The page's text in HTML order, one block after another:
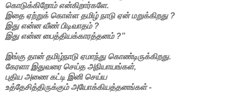
கொடுக்கிறோம் என்கிறார்களே.
இதை ஏற்றுக் கொள்ள தமிழ் நாடு ஏன் மறுக்கிறது ?
இது என்ன வீண் பிடிவாதம் ?
இது என்ன பைத்தியக்காரத்தனம் ?”
இங்கு தான் தமிழ்நாடு ஏமாந்து கொண்டிருக்கிறது.
கேரளா இதுவரை செய்த அநியாயங்கள்,
புதிய அணை கட்டி இனி செய்ய
உத்தேசித்திருக்கும் அயோக்கியத்தனங்கள் -